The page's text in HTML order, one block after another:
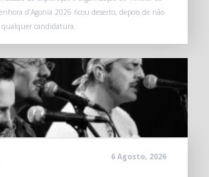
d’Agonia 2026 ficou deserto, depois de não
qualquer candidatura.
6 Agosto, 2026